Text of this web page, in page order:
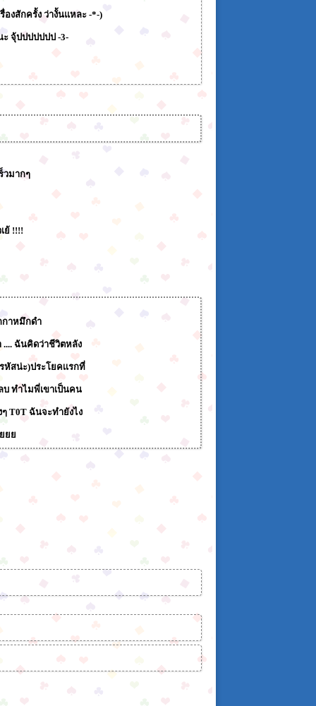
องสักครั้ง ว่างั้นแหละ -*-)
ะ จุ้ปปปปปปป -3-
วมากๆ
ย้ !!!!
กาหมึกดำ
.... ฉันคิดว่าชีวิตหลัง
สน่ะ)ประโยคเเรกที่
ทำไมพี่เขาเป็นคน
T0T ฉันจะทำยังไง
ยย